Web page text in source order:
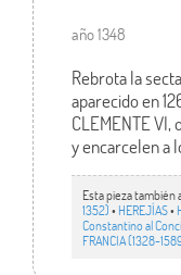
año 1348
Rebrota la
aparecido en
CLEMENTE
y encarcelen a
Esta pieza también
1352)• HEREJÍAS•
Constantino al
FRANCIA (1328-